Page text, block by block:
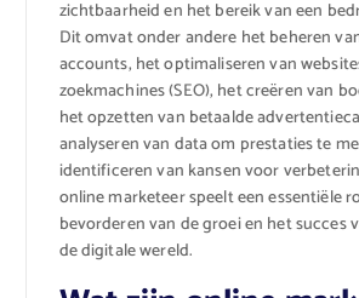
zichtbaarheid en het bereik van een
Dit omvat onder andere het beheren
accounts, het optimaliseren van
zoekmachines (SEO), het creëren van
het opzetten van betaalde
analyseren van data om prestaties te
identificeren van kansen voor
online marketeer speelt een essentiële
bevorderen van de groei en het succes
de digitale wereld.